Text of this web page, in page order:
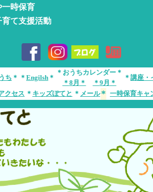
時保育
育て支援活動
ち ＊ ＊ Engilsh ＊
＊おうちカレンダー＊
＊ 講座・
＊ 8月 ＊ ＊ 9月 ＊
クセス ＊ キッズぽてと ＊ メール * 一時保育キャ